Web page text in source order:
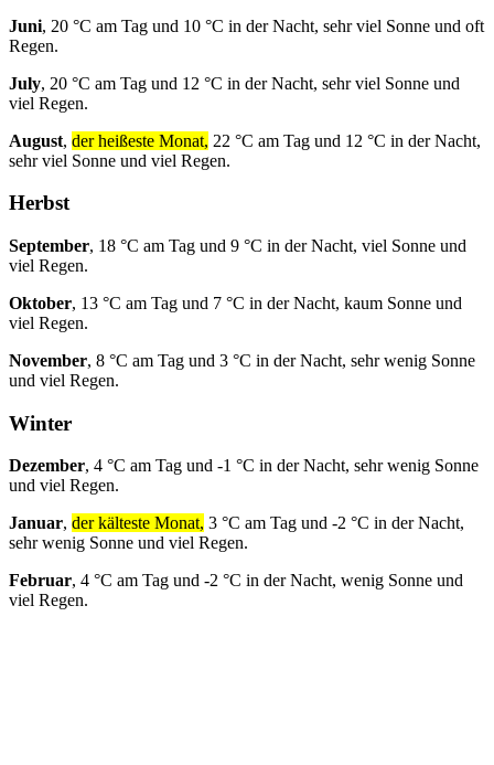
Juni, 20 °C am Tag und 10 °C in der Nacht, sehr viel Sonne und oft
Regen.
July, 20 °C am Tag und 12 °C in der Nacht, sehr viel Sonne und
viel Regen.
August, der heißeste Monat, 22 °C am Tag und 12 °C in der Nacht,
sehr viel Sonne und viel Regen.
Herbst
September, 18 °C am Tag und 9 °C in der Nacht, viel Sonne und
viel Regen.
Oktober, 13 °C am Tag und 7 °C in der Nacht, kaum Sonne und
viel Regen.
November, 8 °C am Tag und 3 °C in der Nacht, sehr wenig Sonne
und viel Regen.
Winter
Dezember, 4 °C am Tag und -1 °C in der Nacht, sehr wenig Sonne
und viel Regen.
Januar, der kälteste Monat, 3 °C am Tag und -2 °C in der Nacht,
sehr wenig Sonne und viel Regen.
Februar, 4 °C am Tag und -2 °C in der Nacht, wenig Sonne und
viel Regen.